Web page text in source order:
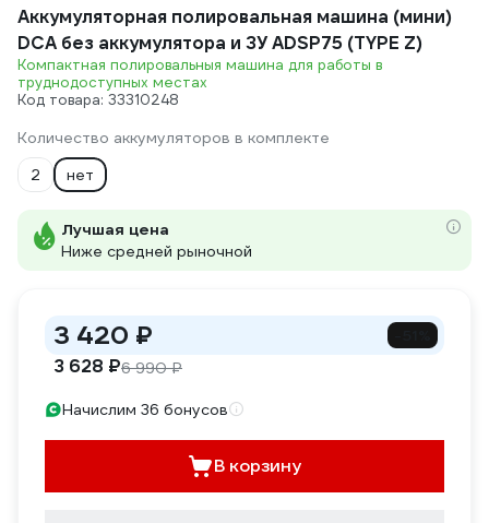
Аккумуляторная полировальная машина (мини)
DCA без аккумулятора и ЗУ ADSP75 (TYPE Z)
Компактная полировальныя машина для работы в
труднодоступных местах
Код товара: 33310248
Количество аккумуляторов в комплекте
2
нет
Лучшая цена
Ниже средней рыночной
3 420 ₽
3 628 ₽6 990 ₽
Начислим 36 бонусов
В корзину